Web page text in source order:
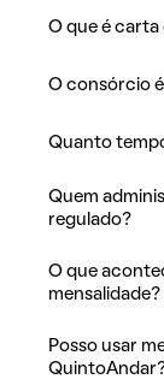
O que é
O consórcio
Quanto
Quem
regulado?
O que
mensalidade?
Posso usar